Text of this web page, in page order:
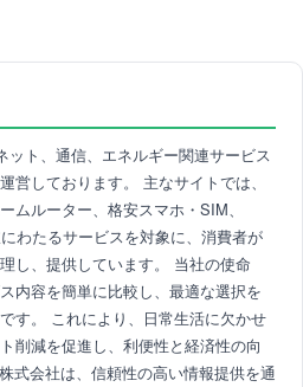
ット、通信、エネルギー関連サービス
営しております。 主なサイトでは、
ムルーター、格安スマホ・SIM、
わたるサービスを対象に、消費者が
し、提供しています。 当社の使命
内容を簡単に比較し、最適な選択を
す。 これにより、日常生活に欠かせ
削減を促進し、利便性と経済性の向
式会社は、信頼性の高い情報提供を通